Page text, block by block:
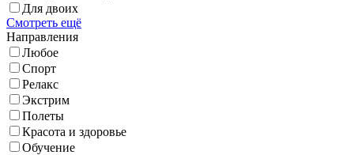
Для двоих
Смотреть ещё
Направления
Любое
Спорт
Релакс
Экстрим
Полеты
Красота и здоровье
Обучение